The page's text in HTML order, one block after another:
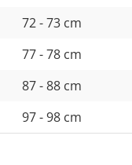
72 - 73 cm
77 - 78 cm
87 - 88 cm
97 - 98 cm